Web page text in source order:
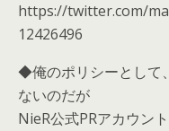
https://twitter.com/
12426496
◆俺のポリシーとして
ないのだが
NieR公式PRアカウン